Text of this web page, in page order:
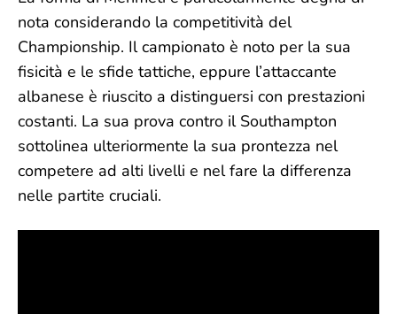
nota considerando la competitività del
Championship. Il campionato è noto per la sua
fisicità e le sfide tattiche, eppure l’attaccante
albanese è riuscito a distinguersi con prestazioni
costanti. La sua prova contro il Southampton
sottolinea ulteriormente la sua prontezza nel
competere ad alti livelli e nel fare la differenza
nelle partite cruciali.